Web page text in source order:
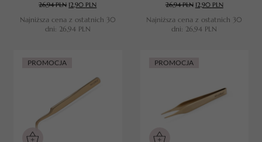
26,94PLN 12,90 PLN
Najniższa cena z ostatnich 30
dni: 26,94 PLN
26,94PLN 12,90 PLN
Najniższa cena z ostatnich 30
dni: 26,94 PLN
PROMOCJA PROMOCJA